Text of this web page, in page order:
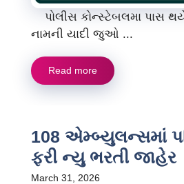
પોલીસ કોન્સ્ટેબલમા પાસ
નામની યાદી જુઓ ...
Read more
108 એમ્બ્યુલન્સમાં
ફરી ન્યુ ભરતી જાહેર
March 31, 2026